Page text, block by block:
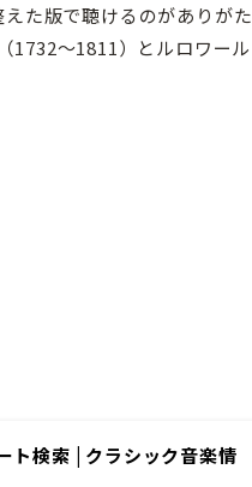
た版で聴けるのがありがた
1732〜1811）とルロワール
ト検索 | クラシック音楽情